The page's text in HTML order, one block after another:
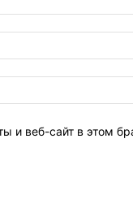
и веб-сайт в этом